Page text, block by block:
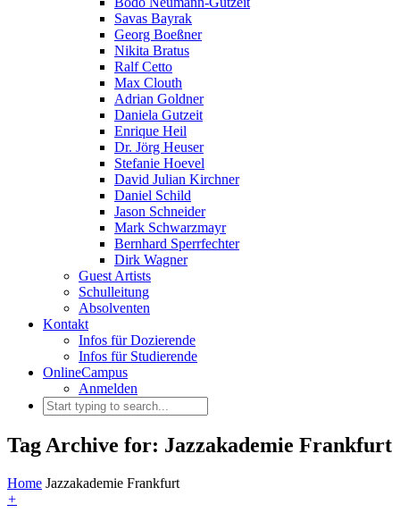
Savas Bayrak
Georg Boeßner
Nikita Bratus
Ralf Cetto
Max Clouth
Adrian Goldner
Daniela Gutzeit
Enrique Heil
Dr. Jörg Heuser
Stefanie Hoevel
David Julian Kirchner
Daniel Schild
Jason Schneider
Mark Schwarzmayr
Bernhard Sperrfechter
Dirk Wagner
Guest Artists
Schulleitung
Absolventen
Kontakt
Infos für Dozierende
Infos für Studierende
OnlineCampus
Anmelden
Tag Archive for: Jazzakademie Frankfurt
Home Jazzakademie Frankfurt
+